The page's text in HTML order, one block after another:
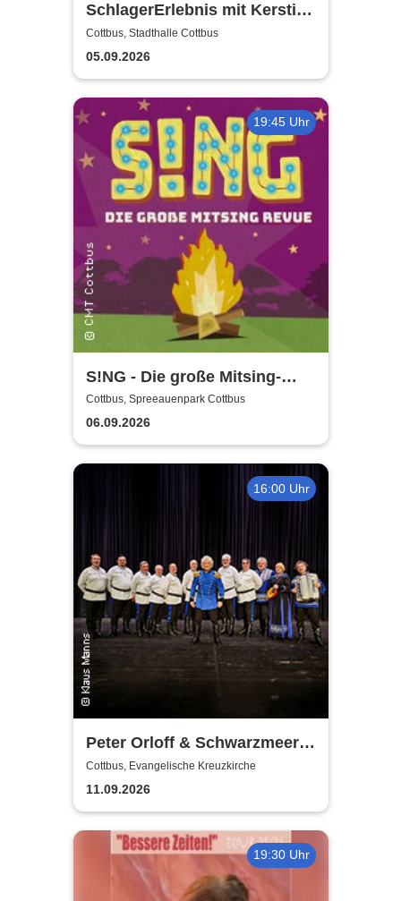
SchlagerErlebnis mit Kerstin
Ott u.v.a. - Kerstin Ott,
Norman Langen, Julian David
Cottbus, Stadthalle Cottbus
05.09.2026
19:45 Uhr
S!NG - Die große Mitsing-
Revue
Cottbus, Spreeauenpark Cottbus
06.09.2026
16:00 Uhr
Peter Orloff & Schwarzmeer
Kosaken-Chor - Das
Wolgalied
Cottbus, Evangelische Kreuzkirche
11.09.2026
19:30 Uhr